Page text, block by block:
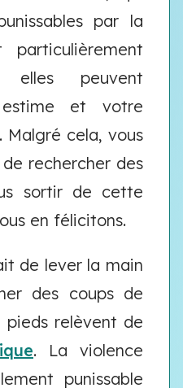
par la
elles peuvent
et votre
Malgré cela, vous
rechercher des
sortir de cette
en félicitons.
de lever la main
des coups de
relèvent de
. La violence
punissable